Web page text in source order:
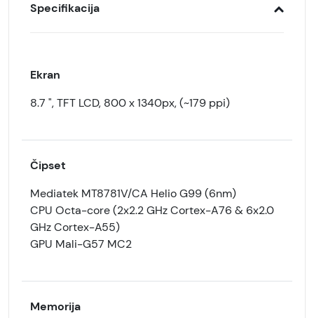
Specifikacija
Ekran
8.7 ", TFT LCD, 800 x 1340px, (~179 ppi)
Čipset
Mediatek MT8781V/CA Helio G99 (6nm)
CPU Octa-core (2x2.2 GHz Cortex-A76 & 6x2.0
GHz Cortex-A55)
GPU Mali-G57 MC2
Memorija